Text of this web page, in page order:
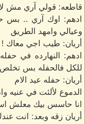
قاطعه: قولي آري مش
ادهم: اوك آري .. بس
وعيالي وامهد الطريق
أريان: طيب اجي معاك !
ادهم: النهارده في
للكل فالحفله بس
أريان: حفله عيد الام
الدموع لألئت في
انا حاسس بيك معلش
أريان زقه وبعد: انت